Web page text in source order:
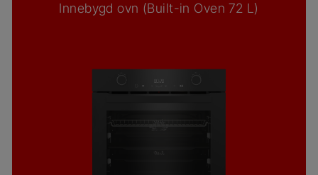
Innebygd ovn (Built-in Oven 72 L)